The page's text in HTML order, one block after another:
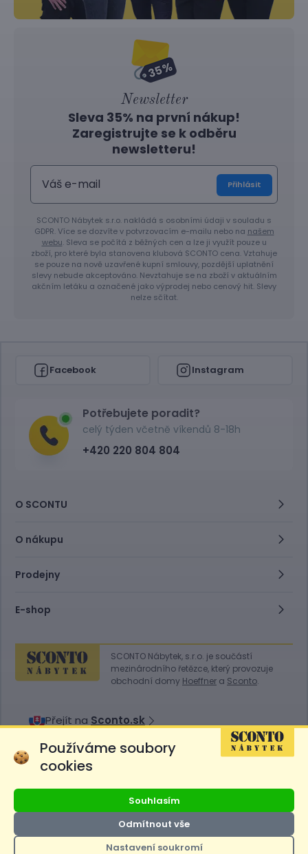
Newsletter
Sleva 35% na první nákup!
Zaregistrujte se k odběru
newsletteru!
Přihlásit
SCONTO Nábytek s.r.o. nakládá s osobními údaji v souladu s
GDPR. Více se dozvíte v potvrzovacím e-mailu nebo na našem
webu. Sleva se počítá z běžných cen a lze ji využít pouze u
zboží, pro které byla stanovena klubová SCONTO cena. Vztahuje
se pouze na nově uzavřené kupní smlouvy, pozdější uplatnění
slevy nebude akceptováno. Nevztahuje se na zboží v aktuálním
akčním letáku a označené jako výprodej nebo cenový hit. Slevy
nelze sčítat.
Facebook Instagram
Potřebujete poradit?
celý týden včetně víkendů 8-18h
+420 220 804 804
O SCONTU
O nákupu
Prodejny
E-shop
SCONTO Nábytek, s.r.o. je součástí
mezinárodního řetězce, který provozuje
obchodní domy Hoeffner a Sconto.
Přejít na Sconto.sk
Ceny produktů na e-shopu sconto.cz jsou označeny následovně. Běžná
cena je cena bez označení, *Cena pro členy SCONTO Clubu, **Akční
cena pro členy SCONTO Clubu, ***Akční cena, # Nejnižší cena za 30
dnů před prvním zlevněním. Dle zákona o ochraně spotřebitele §12a je
uvedená Běžná cena současně i nejnižší za 30 dní, pokud není Nejnižší
Běžná cena za 30 dní uvedena samostatně na detailu produktu.
Používáme soubory
cookies
Souhlasím
Odmítnout vše
Nastavení soukromí